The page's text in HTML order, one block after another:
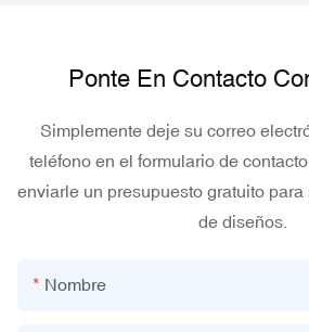
Ponte En Contacto
Simplemente deje su correo
teléfono en el formulario de
enviarle un presupuesto gratuito
de diseños.
Nombre